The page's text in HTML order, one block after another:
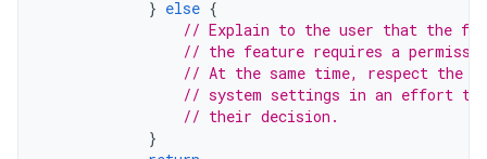
} else {
// Explain to the user that the
// the feature requires a
// At the same time, respect the
// system settings in an effort to
// their decision.
}